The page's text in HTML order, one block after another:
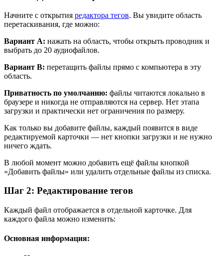
Начните с открытия редактора тегов. Вы увидите область
перетаскивания, где можно:
Вариант A: нажать на область, чтобы открыть проводник и
выбрать до 20 аудиофайлов.
Вариант B: перетащить файлы прямо с компьютера в эту
область.
Приватность по умолчанию: файлы читаются локально в
браузере и никогда не отправляются на сервер. Нет этапа
загрузки и практически нет ограничения по размеру.
Как только вы добавите файлы, каждый появится в виде
редактируемой карточки — нет кнопки загрузки и не нужно
ничего ждать.
В любой момент можно добавить ещё файлы кнопкой
«Добавить файлы» или удалить отдельные файлы из списка.
Шаг 2: Редактирование тегов
Каждый файл отображается в отдельной карточке. Для
каждого файла можно изменить:
Основная информация: